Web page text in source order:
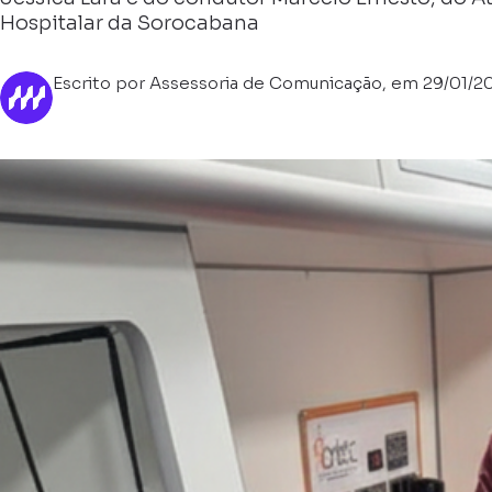
Hospitalar da Sorocabana
Escrito por Assessoria de Comunicação, em 29/01/